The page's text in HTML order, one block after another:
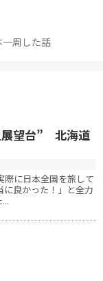
周した話
展望台” 北海道
際に日本全国を旅して
に良かった！」と全力